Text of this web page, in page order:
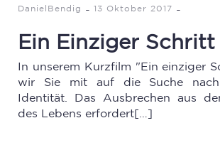
DanielBendig - 13 Oktober 2017 -
Ein Einziger Schritt
In unserem Kurzfilm "Ein einziger
wir Sie mit auf die Suche
Identität. Das Ausbrechen aus
des Lebens erfordert[…]